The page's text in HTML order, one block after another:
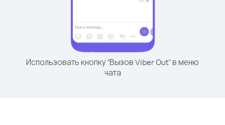
Использовать кнопку "Вызов Viber Out" в меню
чата